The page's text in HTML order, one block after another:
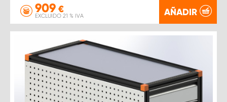
909 €
EXCLUIDO 21 % IVA AÑADIR